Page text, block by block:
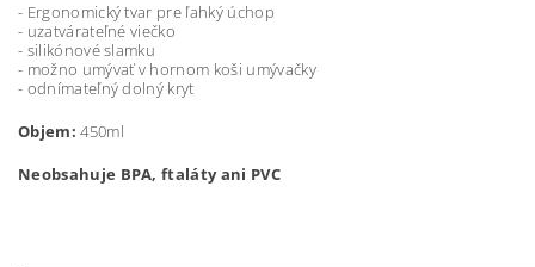
- Ergonomický tvar pre ľahký úchop
- uzatvárateľné viečko
- silikónové slamku
- možno umývať v hornom koši umývačky
- odnímateľný dolný kryt
Objem: 450ml
Neobsahuje BPA, ftaláty ani PVC